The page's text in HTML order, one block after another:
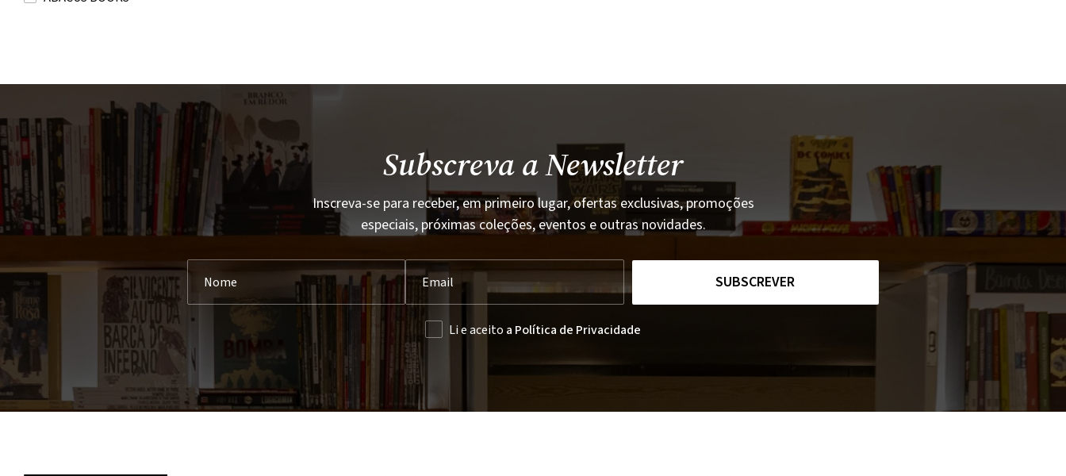
Abigail Balfe
Abigail Owen
Abigail Shrier
Abraham Lincoln
Accursio Soldano
Achdé
Achille Mbembe
Ada D'Adamo
Adalberto Faria
Adam Grant
Adam Haslett
Adam Hochoschild
Adam Kingl
Ala Dos Livros
Albatroz
Alfaguara
Alfarroba
Alma Dos Livros
Ancora
Andrews Mcmeel Publishing
Apa Publications
Areal Editores
Arena
Subscreva a Newsletter
Inscreva-se para receber, em primeiro lugar, ofertas exclusivas, promoções
especiais, próximas coleções, eventos e outras novidades.
SUBSCREVER
Li e aceito a Política de Privacidade